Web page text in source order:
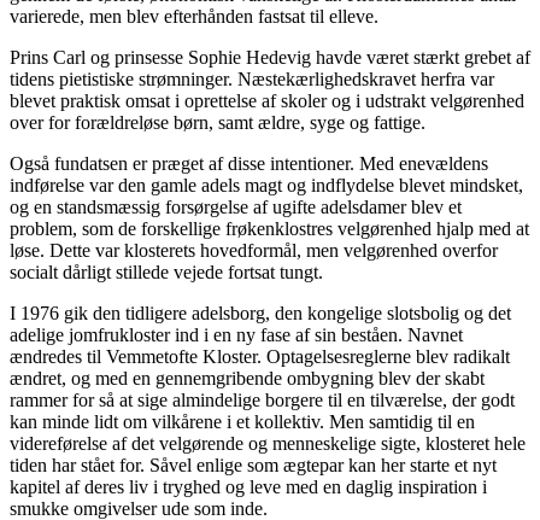
varierede, men blev efterhånden fastsat til elleve.
Prins Carl og prinsesse Sophie Hedevig havde været stærkt grebet af
tidens pietistiske strømninger. Næstekærlighedskravet herfra var
blevet praktisk omsat i oprettelse af skoler og i udstrakt velgørenhed
over for forældreløse børn, samt ældre, syge og fattige.
Også fundatsen er præget af disse intentioner. Med enevældens
indførelse var den gamle adels magt og indflydelse blevet mindsket,
og en standsmæssig forsørgelse af ugifte adelsdamer blev et
problem, som de forskellige frøkenklostres velgørenhed hjalp med at
løse. Dette var klosterets hovedformål, men velgørenhed overfor
socialt dårligt stillede vejede fortsat tungt.
I 1976 gik den tidligere adelsborg, den kongelige slotsbolig og det
adelige jomfrukloster ind i en ny fase af sin beståen. Navnet
ændredes til Vemmetofte Kloster. Optagelsesreglerne blev radikalt
ændret, og med en gennemgribende ombygning blev der skabt
rammer for så at sige almindelige borgere til en tilværelse, der godt
kan minde lidt om vilkårene i et kollektiv. Men samtidig til en
videreførelse af det velgørende og menneskelige sigte, klosteret hele
tiden har stået for. Såvel enlige som ægtepar kan her starte et nyt
kapitel af deres liv i tryghed og leve med en daglig inspiration i
smukke omgivelser ude som inde.